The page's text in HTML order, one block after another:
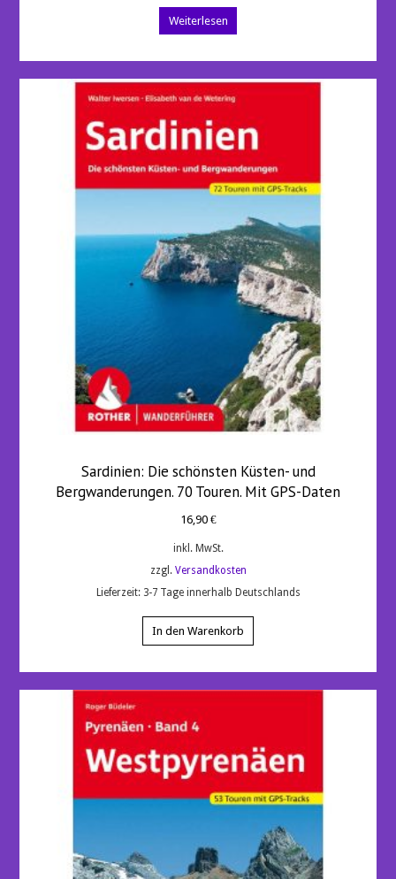
Weiterlesen
Sardinien: Die schönsten Küsten- und
Bergwanderungen. 70 Touren. Mit GPS-Daten
16,90 €
inkl. MwSt.
zzgl. Versandkosten
Lieferzeit: 3-7 Tage innerhalb Deutschlands
In den Warenkorb